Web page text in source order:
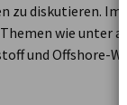
zu diskutieren.
wie unter
und Offshore-